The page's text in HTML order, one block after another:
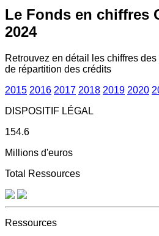
Le Fonds en chiffres
2024
Retrouvez en détail les chiffres
de répartition des crédits
2015 2016 2017 2018 2019 2020
DISPOSITIF LÉGAL
154.6
Millions d'euros
Total Ressources
Ressources